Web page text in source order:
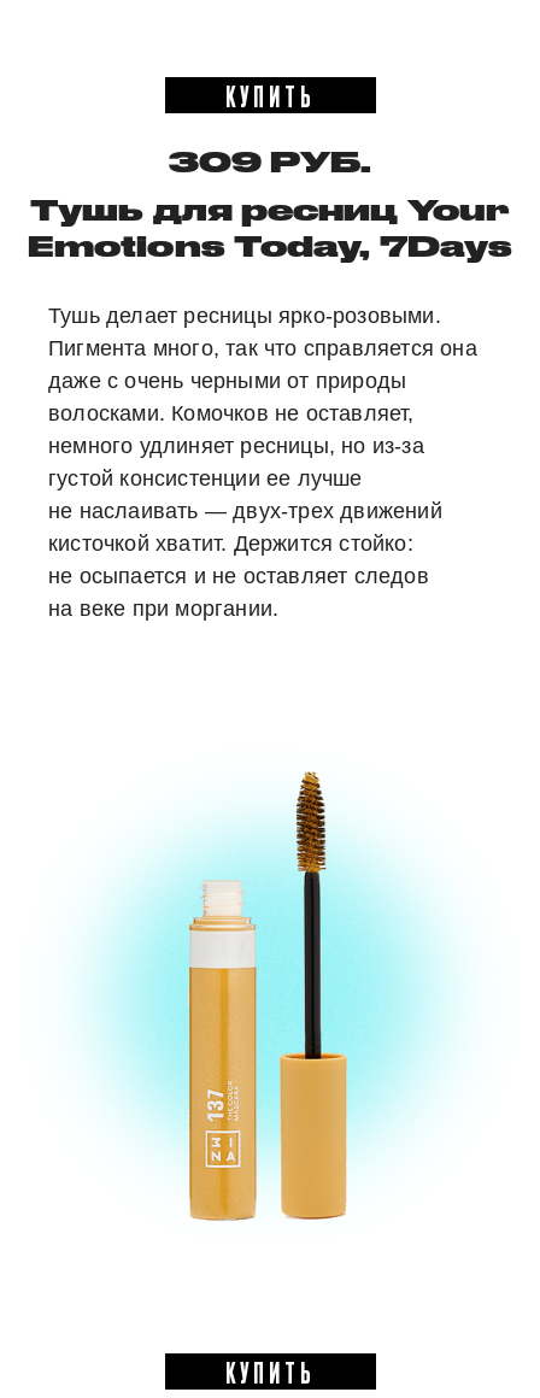
КУПИТЬ
309 РУБ.
Тушь для ресниц Your
Emotions Today, 7Days
Тушь делает ресницы ярко-розовыми.
Пигмента много, так что справляется она
даже с очень черными от природы
волосками. Комочков не оставляет,
немного удлиняет ресницы, но из-за
густой консистенции ее лучше
не наслаивать — двух-трех движений
кисточкой хватит. Держится стойко:
не осыпается и не оставляет следов
на веке при моргании.
КУПИТЬ